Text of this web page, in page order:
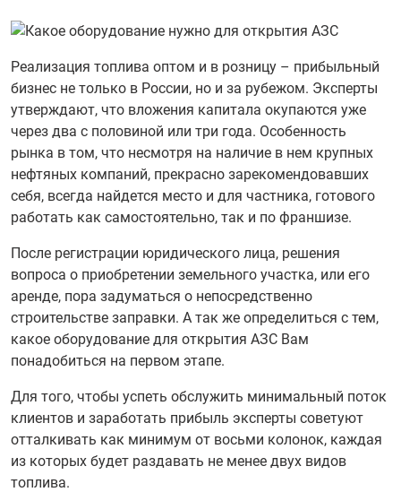
Реализация топлива оптом и в розницу – прибыльный
бизнес не только в России, но и за рубежом. Эксперты
утверждают, что вложения капитала окупаются уже
через два с половиной или три года. Особенность
рынка в том, что несмотря на наличие в нем крупных
нефтяных компаний, прекрасно зарекомендовавших
себя, всегда найдется место и для частника, готового
работать как самостоятельно, так и по франшизе.
После регистрации юридического лица, решения
вопроса о приобретении земельного участка, или его
аренде, пора задуматься о непосредственно
строительстве заправки. А так же определиться с тем,
какое оборудование для открытия АЗС Вам
понадобиться на первом этапе.
Для того, чтобы успеть обслужить минимальный поток
клиентов и заработать прибыль эксперты советуют
отталкивать как минимум от восьми колонок, каждая
из которых будет раздавать не менее двух видов
топлива.